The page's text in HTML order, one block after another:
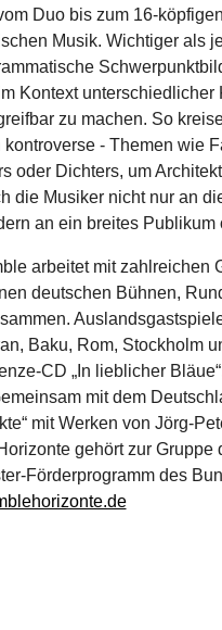
Duo bis zum 16-
Musik. Wichtiger als
Kontext
zu machen. So
kontroverse - Themen wie
oder Dichters, um
die Musiker nicht nur an
an ein breites
arbeitet mit zahlreichen
deutschen Bühnen,
Baku, Rom, Stockholm
CD „In lieblicher
mit dem
mit Werken von Jörg-
gehört zur
Förderprogramm des